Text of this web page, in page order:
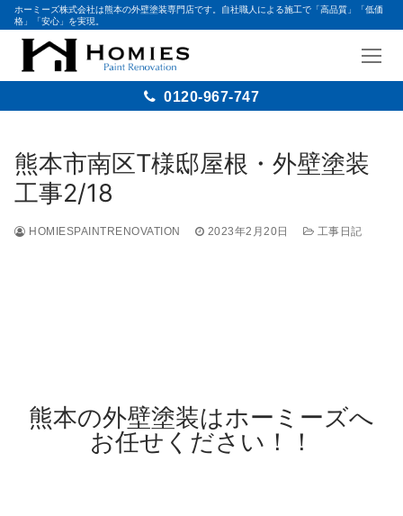
ホーミーズ株式会社は熊本の外壁塗装専門店です。自社職人による施工で「高品質」「低価
格」「安心」を実現。
0120-967-747
熊本市南区T様邸屋根・外壁塗装
工事2/18
HOMIESPAINTRENOVATION 2023年2月20日 工事日記
熊本の外壁塗装はホーミーズへ
お任せください！！